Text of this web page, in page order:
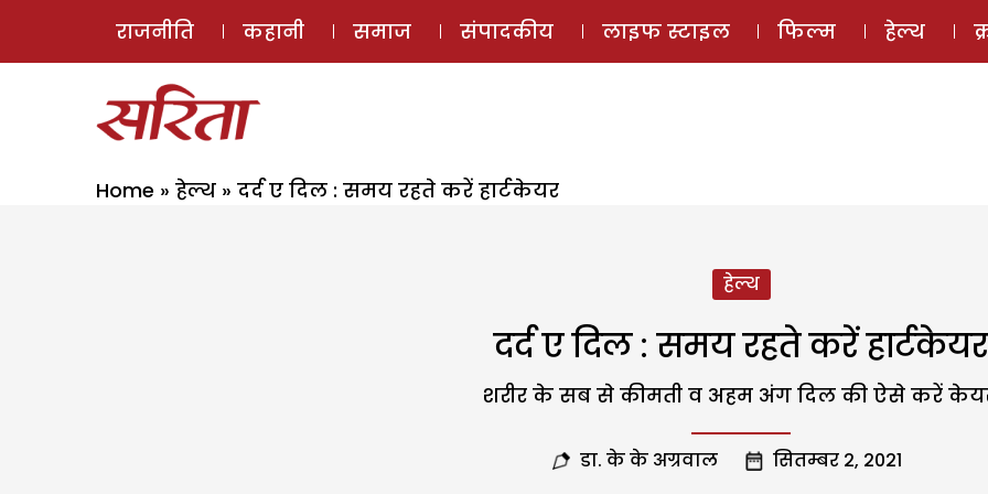
ई-मैगज़ीन
राजनीति कहानी समाज संपादकीय लाइफ स्टाइल फिल्म हेल्थ
Home » हेल्थ » दर्द ए दिल : समय रहते करें हार्टकेयर
हेल्थ
दर्द ए दिल : समय रहते करें हार्टकेयर
शरीर के सब से कीमती व अहम अंग दिल की ऐसे करें
डा. के के अग्रवाल सितम्बर 2, 2021